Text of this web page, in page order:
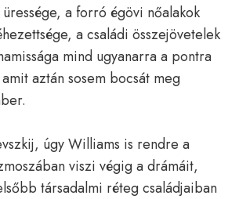
a forró égövi nőalakok
a családi összejövetelek
mind ugyanarra a pontra
aztán sosem bocsát meg
úgy Williams is rendre a
viszi végig a drámáit,
társadalmi réteg családjaiban